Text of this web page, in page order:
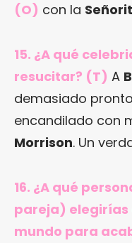
(O) con la
15. ¿A qué
resucitar? (T) A
demasiado
encandilado con
Morrison. Un
16. ¿A qué
pareja) elegirías
mundo para